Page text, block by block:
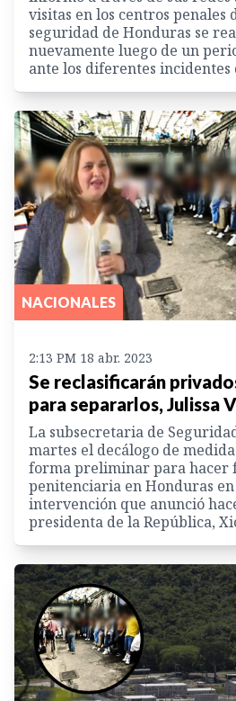
visitas en los centros penales
seguridad de Honduras se
nuevamente luego de un
ante los diferentes incidentes
NACIONALES
2:13 PM 18 abr. 2023
Se reclasificarán
para separarlos, Julissa
La subsecretaria de
martes el decálogo de
forma preliminar para hacer
penitenciaria en Honduras
intervención que anunció
presidenta de la República,